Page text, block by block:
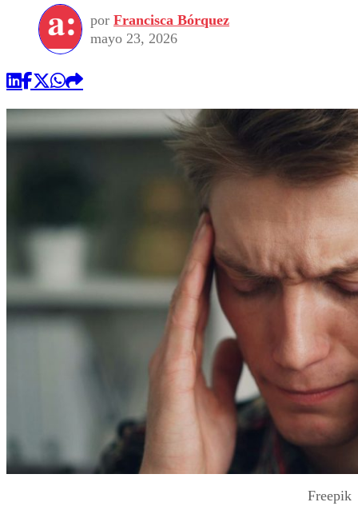
Seleccion Chilena
Torneo Internacional
Universidad de Chile
Economía
Internacional
Sustentabilidad
Publicaciones en medios
Opinión
por Francisca Bórquez
mayo 23, 2026
Freepik